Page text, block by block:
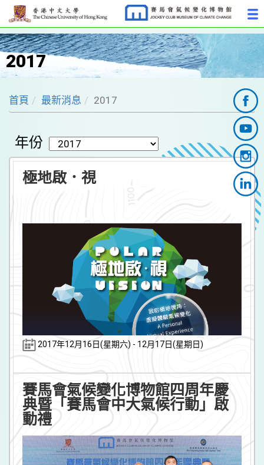
2017
首頁 最新消息 2017
年份
極地啟．視
2017年12月16日(星期六) - 12月17日(星期日)
賽馬會氣候變化博物館四周年慶
典暨「賽馬會中大氣候行動」啟
動禮